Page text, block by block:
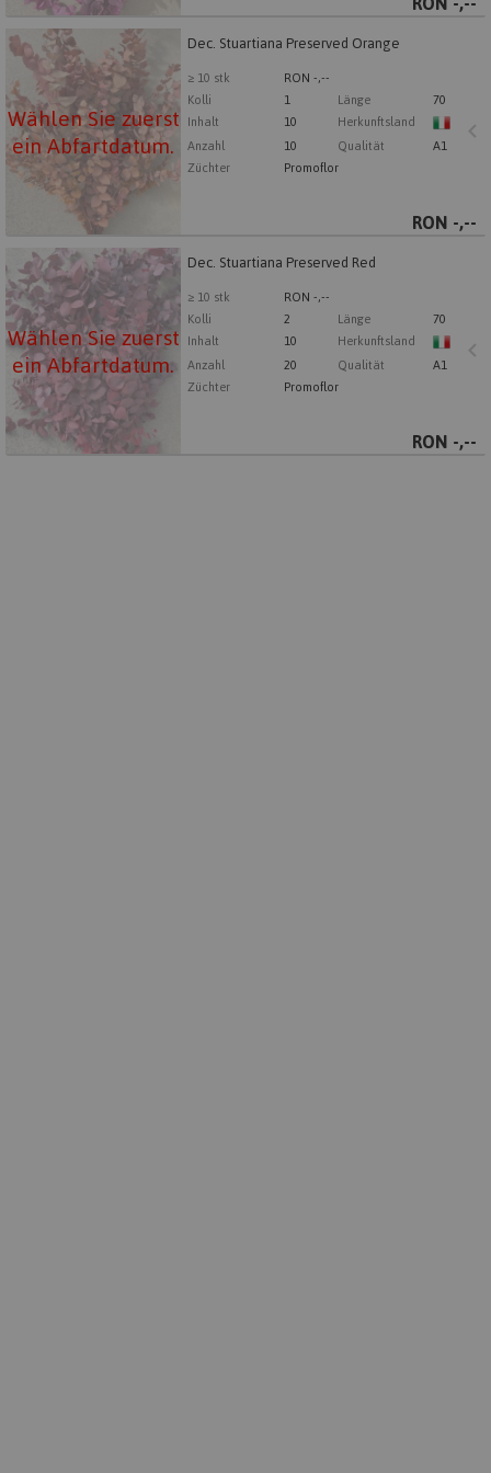
Wählen Sie zuerst
ein Abfartdatum.
Dec. Stuartiana Preserved Orange
≥ 10 stk
RON -,--
Kolli
1 Länge
70
Inhalt
10
Herkunftsland
Anzahl
10 Qualität
A1
Züchter
Promoflor
RON -,--
Dec. Stuartiana Preserved Orange
Wählen Sie zuerst ein Abfartdatum.
Wählen Sie zuerst
ein Abfartdatum.
Dec. Stuartiana Preserved Red
≥ 10 stk
RON -,--
Kolli
2 Länge
70
Inhalt
10
Herkunftsland
Anzahl
20 Qualität
A1
Züchter
Promoflor
RON -,--
Dec. Stuartiana Preserved Red
Wählen Sie zuerst ein Abfartdatum.